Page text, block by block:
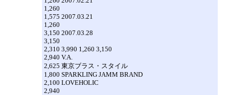
1,260
1,575 2007.03.21
1,260
3,150 2007.03.28
3,150
2,310 3,990 1,260 3,150
2,940 V.A.
2,625 東京ブラス・スタイル
1,800 SPARKLING JAMM BRAND
2,100 LOVEHOLIC
2,940